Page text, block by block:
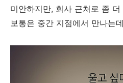
미안하지만, 회사 근처로 좀
보통은 중간 지점에서 만나는